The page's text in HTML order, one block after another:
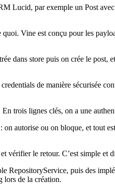
Lucid, par exemple un Post
Vine est conçu pour les
dans store puis on crée le
de manière sécurisée
trois lignes clés, on a une
autorise ou on bloque, et tout
vérifier le retour. C’est simple et
RepositoryService, puis des
lors de la création.